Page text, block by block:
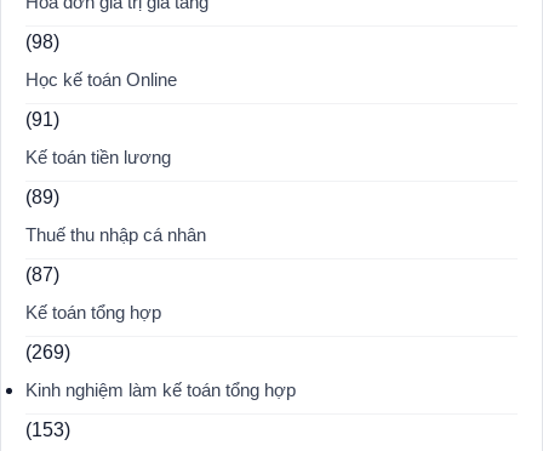
(98)
Học kế toán Online
(91)
Kế toán tiền lương
(89)
Thuế thu nhập cá nhân
(87)
Kế toán tổng hợp
(269)
Kinh nghiệm làm kế toán tổng hợp
(153)